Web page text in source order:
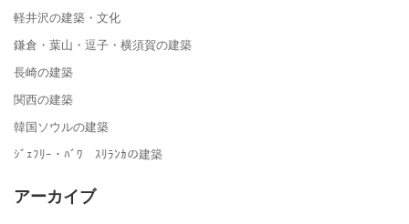
軽井沢の建築・文化
鎌倉・葉山・逗子・横須賀の建築
長崎の建築
関西の建築
韓国ソウルの建築
ｼﾞｪﾌﾘｰ・ﾊﾞﾜ ｽﾘﾗﾝｶの建築
アーカイブ